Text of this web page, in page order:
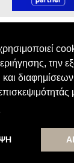
την
διαφημίσεων
στο
στο